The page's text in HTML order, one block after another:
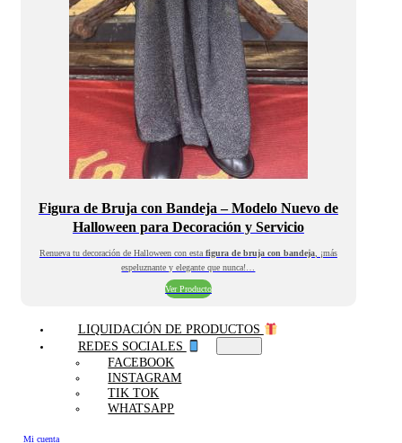
Figura de Bruja con Bandeja – Modelo Nuevo de
Halloween para Decoración y Servicio
Renueva tu decoración de Halloween con esta figura de bruja con bandeja, ¡más
espeluznante y elegante que nunca!…
Ver Producto
LIQUIDACIÓN DE PRODUCTOS
REDES SOCIALES
FACEBOOK
INSTAGRAM
TIK TOK
WHATSAPP
Mi cuenta